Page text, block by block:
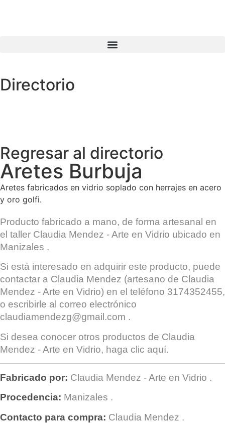
Directorio
Regresar al directorio
Aretes Burbuja
Aretes fabricados en vidrio soplado con herrajes en acero
y oro golfi.
Producto fabricado a mano, de forma artesanal en
el taller Claudia Mendez - Arte en Vidrio ubicado en
Manizales .
Si está interesado en adquirir este producto, puede
contactar a Claudia Mendez (artesano de Claudia
Mendez - Arte en Vidrio) en el teléfono 3174352455,
o escribirle al correo electrónico
claudiamendezg@gmail.com .
Si desea conocer otros productos de Claudia
Mendez - Arte en Vidrio, haga clic aquí.
Fabricado por: Claudia Mendez - Arte en Vidrio .
Procedencia: Manizales .
Contacto para compra: Claudia Mendez .